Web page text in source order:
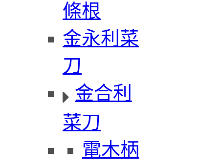
條根
金永利菜
刀
金合利
菜刀
電木柄